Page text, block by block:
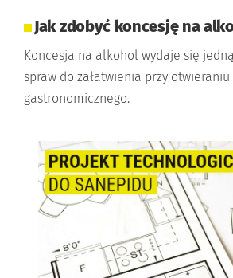
Jak zdobyć koncesję na
Koncesja na alkohol wydaje się
spraw do załatwienia przy
gastronomicznego.